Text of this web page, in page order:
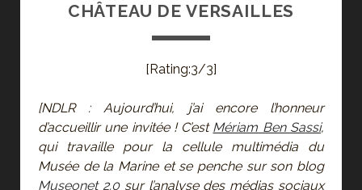
CHÂTEAU DE VERSAILLES
[Rating:3/3]
[NDLR : Aujourd’hui, j’ai encore l’honneur
d’accueillir une invitée ! C’est Mériam Ben Sassi,
qui travaille pour la cellule multimédia du
Musée de la Marine et se penche sur son blog
Museonet 2.0sur l’analyse des médias sociaux